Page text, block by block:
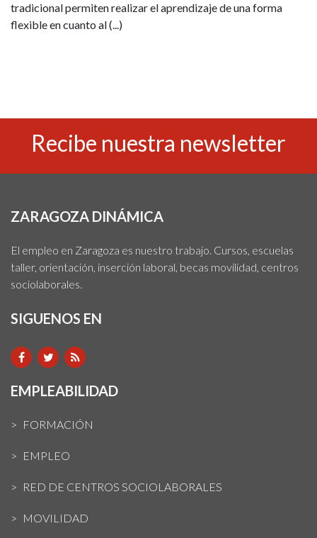
tradicional permiten realizar el aprendizaje de una forma
flexible en cuanto al (...)
Recibe nuestra newsletter
ZARAGOZA DINÁMICA
El empleo en Zaragoza es nuestro trabajo. Cursos, escuelas
taller, orientación, inserción laboral, becas movilidad, centros
sociolaborales.
SIGUENOS EN
EMPLEABILIDAD
FORMACIÓN
EMPLEO
RED DE CENTROS SOCIOLABORALES
MOVILIDAD